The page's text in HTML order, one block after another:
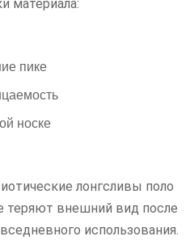
материала:
пике
носке
лонгсливы поло
теряют внешний вид после
использования.